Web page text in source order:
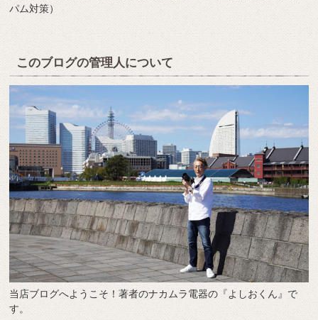
パム対策）
このブログの管理人について
当店ブログへようこそ！著者のナカムラ電器の『よしおくん』で
す。